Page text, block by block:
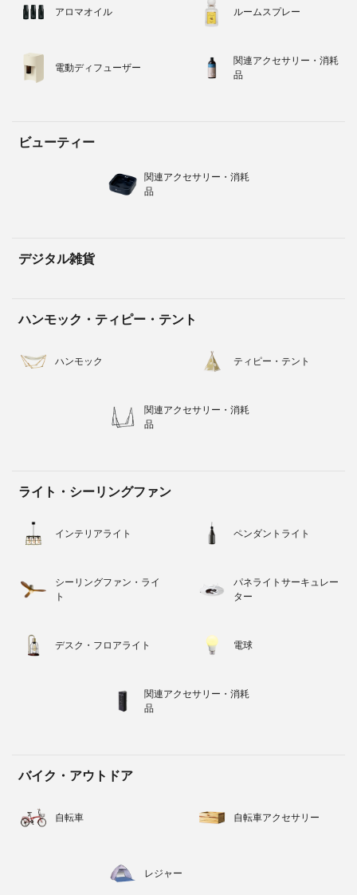
アロマオイル ルームスプレー
電動ディフューザー
関連アクセサリー・消耗
品
ビューティー
関連アクセサリー・消耗
品
デジタル雑貨
ハンモック・ティピー・テント
ハンモック ティピー・テント
関連アクセサリー・消耗
品
ライト・シーリングファン
インテリアライト ペンダントライト
シーリングファン・ライ
ト
パネライトサーキュレー
ター
デスク・フロアライト 電球
関連アクセサリー・消耗
品
バイク・アウトドア
自転車 自転車アクセサリー
レジャー